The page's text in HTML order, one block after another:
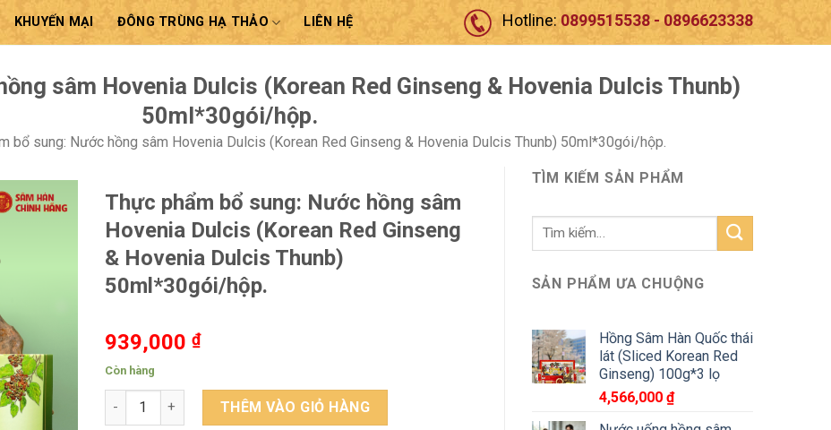
KHUYẾN MẠI ĐÔNG TRÙNG HẠ THẢO LIÊN HỆ Hotline: 0899515538 - 0896623338
sâm Hovenia Dulcis (Korean Red Ginseng & Hovenia Dulcis Thunb)
50ml*30gói/hộp.
bổ sung: Nước hồng sâm Hovenia Dulcis (Korean Red Ginseng & Hovenia Dulcis Thunb) 50ml*30gói/hộp.
TÌM KIẾM SẢN PHẨM
Tìm
SẢN PHẨM ƯA CHUỘNG
Hồng Sâm Hàn Quốc thái
lát (Sliced Korean Red
Ginseng) 100g*3 lọ
4,566,000 ₫
Thực phẩm bổ sung: Nước hồng sâm
Hovenia Dulcis (Korean Red Ginseng
& Hovenia Dulcis Thunb)
50ml*30gói/hộp.
939,000 ₫
Còn hàng
Thực phẩm bổ sung: Nước hồng sâm Hovenia Dulcis (Korean Red Ginseng & Hovenia Dulcis Thunb) 50ml*30gói/hộp.
THÊM VÀO GIỎ HÀNG